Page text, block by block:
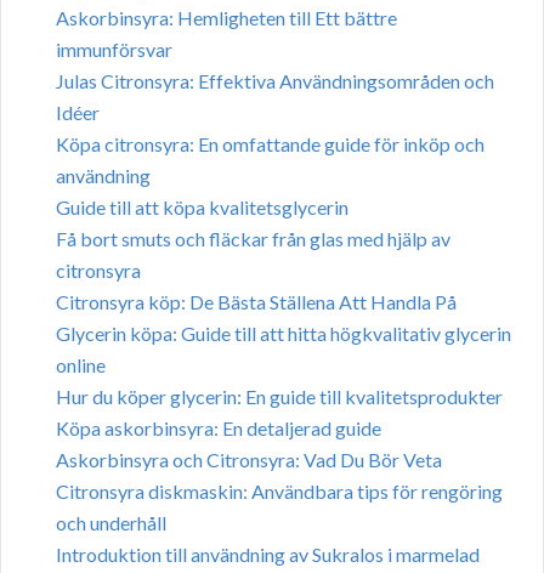
Askorbinsyra: Hemligheten till Ett bättre
immunförsvar
Julas Citronsyra: Effektiva Användningsområden och
Idéer
Köpa citronsyra: En omfattande guide för inköp och
användning
Guide till att köpa kvalitetsglycerin
Få bort smuts och fläckar från glas med hjälp av
citronsyra
Citronsyra köp: De Bästa Ställena Att Handla På
Glycerin köpa: Guide till att hitta högkvalitativ glycerin
online
Hur du köper glycerin: En guide till kvalitetsprodukter
Köpa askorbinsyra: En detaljerad guide
Askorbinsyra och Citronsyra: Vad Du Bör Veta
Citronsyra diskmaskin: Användbara tips för rengöring
och underhåll
Introduktion till användning av Sukralos i marmelad